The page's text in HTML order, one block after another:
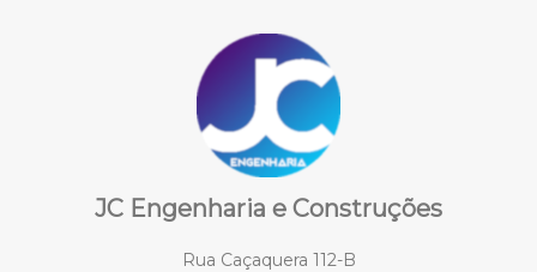
JC Engenharia e Construções
Rua Caçaquera 112-B